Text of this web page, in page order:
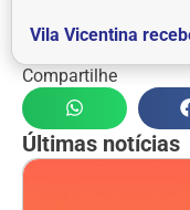
Compartilhe
Últimas notícias